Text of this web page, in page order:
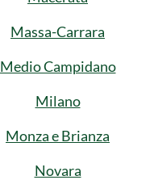
Massa-Carrara
Medio Campidano
Milano
Monza e Brianza
Novara